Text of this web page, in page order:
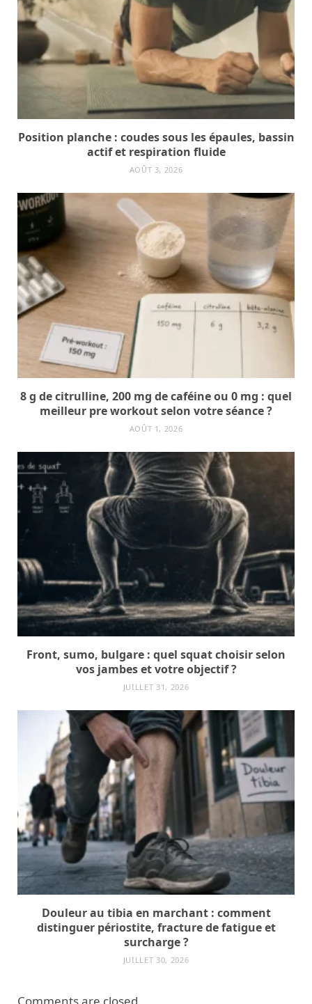
Position planche : coudes sous les épaules, bassin
actif et respiration fluide
AOÛT 3, 2026
8 g de citrulline, 200 mg de caféine ou 0 mg : quel
meilleur pre workout selon votre séance ?
AOÛT 1, 2026
Front, sumo, bulgare : quel squat choisir selon
vos jambes et votre objectif ?
JUILLET 31, 2026
Douleur au tibia en marchant : comment
distinguer périostite, fracture de fatigue et
surcharge ?
JUILLET 30, 2026